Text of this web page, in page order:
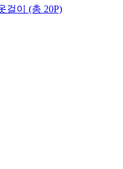
걸이 (총 20P)